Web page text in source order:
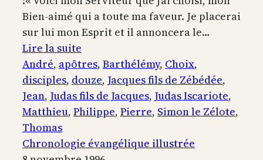
Bien-aimé qui a toute ma faveur. Je placerai
sur lui mon Esprit et il annoncera le…
Lire la suite
Jésus-
Christ
gravit
la
la
André, apôtres, Barthélémy, Choix
disciples, douze, Jacques fils de Zébédée
Jean, Judas fils de Jacques, Judas Iscariote
Matthieu, Philippe, Pierre, Simon le Zélote
Thomas
Chronologie évangélique illustrée